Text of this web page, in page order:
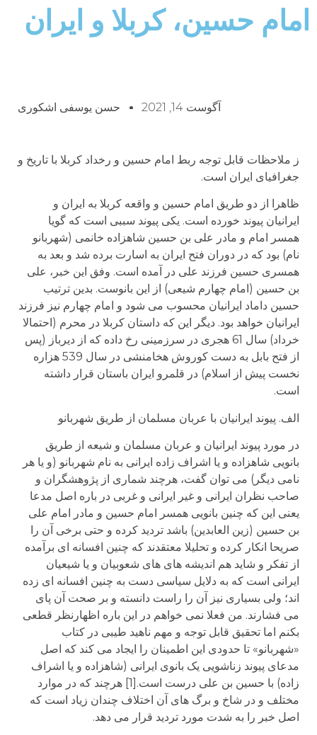
امام حسین، کربلا و ایران
آگوست 14, 2021 حسن یوسفی اشکوری
ز ملاحظات قابل توجه ربط امام حسین و رخداد کربلا با تاریخ و
جغرافیای ایران است.
ظاهرا از دو طریق امام حسین و واقعه کربلا به ایران و
ایرانیان پیوند خورده است. یکی پیوند سببی است که گویا
همسر امام و مادر علی بن حسین شاهزاده خانمی (شهربانو
نام) بود که در دوران فتح ایران به اسارت برده شد و بعد به
همسری حسین فرزند علی در آمده است. وفق این خبر، علی
بن حسین (امام چهارم شیعی) از این بانوست. بدین ترتیب
حسین داماد ایرانیان محسوب می شود و امام چهارم نیز فرزند
ایرانیان خواهد بود. دیگر این که داستان کربلا در محرم (احتمالا
خرداد) سال 61 هجری در سرزمینی رخ داده که از دیرباز (پس
از فتح بابل به دست کوروش هخامنشی در سال 539 هزاره
نخست پیش از اسلام) در قلمرو ایران باستان قرار داشته
است.
الف. پیوند ایرانیان با عربان مسلمان از طریق شهربانو
در مورد پیوند ایرانیان و عربان مسلمان و شیعه از طریق
بانویی شاهزاده و یا اشراف زاده ایرانی به نام شهربانو (و یا هر
نامی دیگر) می توان گفت، هرچند شماری از پژوهشگران و
صاحب نظران ایرانی و غیر ایرانی و غربی در باره اصل مدعا
یعنی این که چنین بانویی همسر امام حسین و مادر امام علی
بن حسین (زین العابدین) باشد تردید کرده و حتی برخی آن را
صریحا انکار کرده و تحلیلا معتقدند که چنین افسانه ای برآمده
از تفکر و شاید هم اندیشه های های شعوبیان و یا شیعیان
ایرانی است که به دلایل سیاسی دست به چنین افسانه ای زده
اند؛ ولی بسیاری نیز آن را راست دانسته و بر صحت آن پای
می فشارند. من فعلا نمی خواهم در این باره اظهارنظر قطعی
بکنم اما تحقیق قابل توجه و مهم ناهید طیبی در کتاب
«شهربانو» تا حدودی این اطمینان را ایجاد می کند که اصل
مدعای پیوند زناشویی یک بانوی ایرانی (شاهزاده و یا اشراف
زاده) با حسین بن علی درست است.[1] هرچند که در موارد
مختلف و در شاخ و برگ های آن اختلاف چندان زیاد است که
اصل خبر را به شدت مورد تردید قرار می دهد.